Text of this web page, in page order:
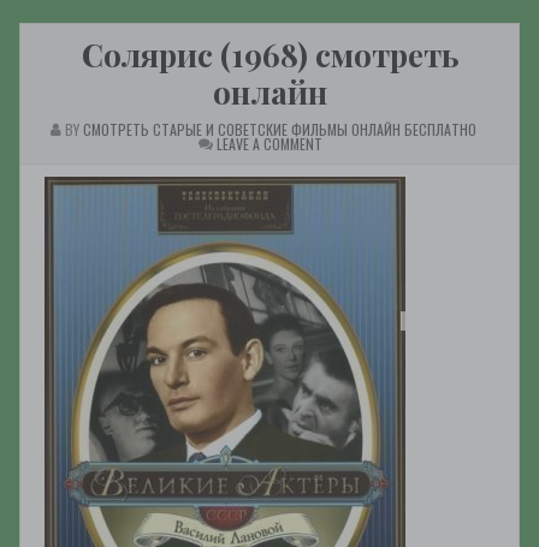
Солярис (1968) смотреть
онлайн
BY СМОТРЕТЬ СТАРЫЕ И СОВЕТСКИЕ ФИЛЬМЫ ОНЛАЙН БЕСПЛАТНО
LEAVE A COMMENTON
СМОТРЕТЬ